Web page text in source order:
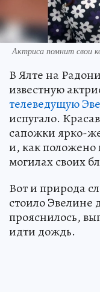
Актриса помнит свои
В Ялте на
известную
телеведущую
испугало.
сапожки ярко-
и, как положено
могилах своих
Вот и природа
стоило Эвелине
прояснилось,
идти дождь.